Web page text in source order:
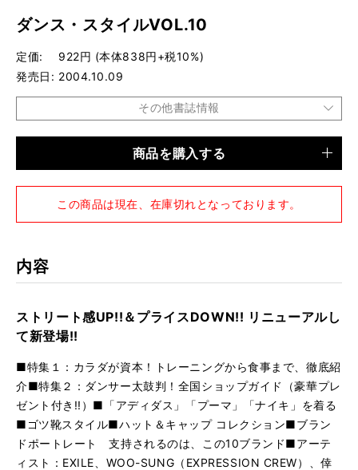
ダンス・スタイルVOL.10
定価
922円 (本体838円+税10%)
発売日
2004.10.09
その他書誌情報
仕様 A4変形判 / 148ページ / CD-EXTRA付き
商品を購入する
この商品は現在、在庫切れとなっております。
内容
ストリート感UP!!＆プライスDOWN!! リニューアルし
て新登場!!
■特集１：カラダが資本！トレーニングから食事まで、徹底紹
介■特集２：ダンサー太鼓判！全国ショップガイド（豪華プレ
ゼント付き!!）■「アディダス」「プーマ」「ナイキ」を着る
■ゴツ靴スタイル■ハット＆キャップ コレクション■ブラン
ドポートレート 支持されるのは、この10ブランド■アーテ
ィスト：EXILE、WOO-SUNG（EXPRESSION CREW）、倖